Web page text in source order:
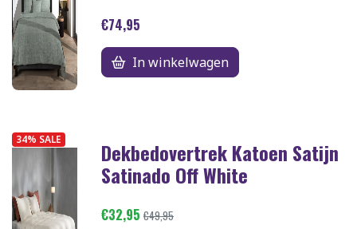
€74,95
In winkelwagen
34% SALE Dekbedovertrek Katoen Satijn
Satinado Off White
€32,95 €49,95